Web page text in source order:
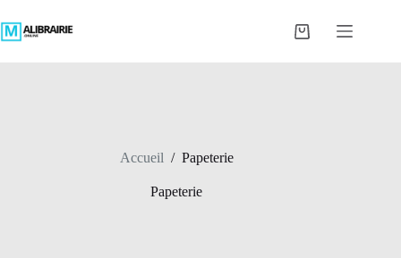
au
contenu
Panier
Accueil / Papeterie
Papeterie